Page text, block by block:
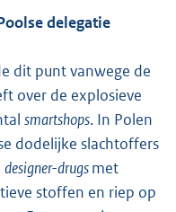
delegatie
dit punt vanwege de
over de explosieve
smartshops. In Polen
dodelijke slachtoffers
designer-drugsmet
stoffen en riep op